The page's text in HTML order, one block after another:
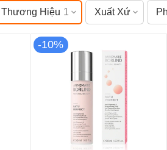
Thương Hiệu 1 Xuất Xứ
-10%